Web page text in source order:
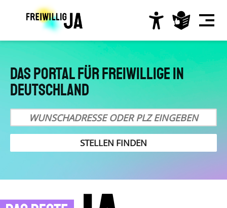
Hauptnavigation
Das Portal für Freiwillige in
Deutschland